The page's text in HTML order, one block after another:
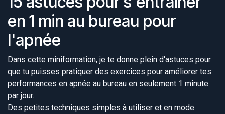
en 1 min au bureau pour
l'apnée​
Dans cette miniformation, je te donne plein d'astuces pour
que tu puisses pratiquer des exercices pour améliorer tes
perfo​rmances en apnée au bureau en seulement 1 minute
par jour.
Des petites techniques simples à utiliser et en mode